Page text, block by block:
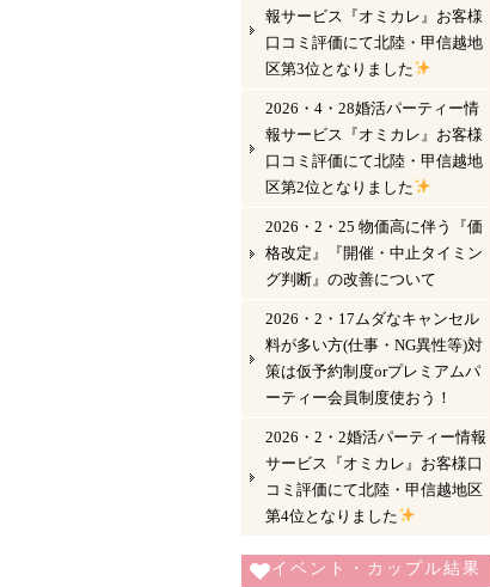
報サービス『オミカレ』お客様
口コミ評価にて北陸・甲信越地
区第3位となりました
2026・4・28婚活パーティー情
報サービス『オミカレ』お客様
口コミ評価にて北陸・甲信越地
区第2位となりました
2026・2・25 物価高に伴う『価
格改定』『開催・中止タイミン
グ判断』の改善について
2026・2・17ムダなキャンセル
料が多い方(仕事・NG異性等)対
策は仮予約制度orプレミアムパ
ーティー会員制度使おう！
2026・2・2婚活パーティー情報
サービス『オミカレ』お客様口
コミ評価にて北陸・甲信越地区
第4位となりました
イベント・カップル結果